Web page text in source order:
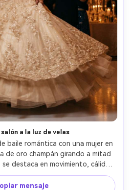
a la luz de velas
baile romántica con una mujer en
de oro champán girando a mitad
destaca en movimiento, cálidas
velas arriba, movimiento suave
de la tela, disparado en Canon
mensaje